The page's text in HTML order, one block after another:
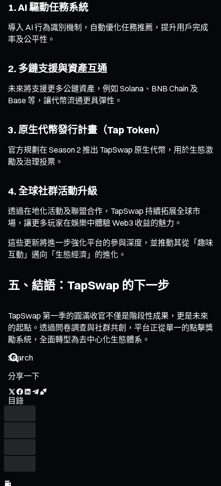
1. AI 驅動任務系統
導入 AI 行為識別機制，自動優化任務推薦，提升用戶完成
率及公平性。
2. 多鏈支援與資產互通
未來將支援更多公鏈資產，例如 Solana、BNB Chain 及
Base 等，讓代幣流通更具彈性。
3. 原生代幣發行計畫（Tap Token）
官方規劃在 Season 2 推出 TapSwap 原生代幣，用於生態激
勵及治理投票。
4. 全球社群活動升級
透過在地化活動及聯盟合作，TapSwap 持續拓展全球市
場，讓更多玩家在娛樂中體驗 Web3 收益的魅力。
這些更新將進一步強化平台的參與深度，並推動其從「趣味
互動」邁向「生態經濟」的進化。
五、結語：TapSwap 的下一步
TapSwap 第一季的圓滿收官不僅是階段性成果，更是未來
的起點。透過問卷調查與社群共創，平台正從單一的點擊獎
勵系統，全面轉型為去中心化生態體系。
分享一下
目錄